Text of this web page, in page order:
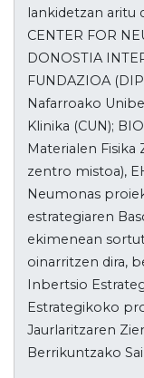
lankidetzan aritu
CENTER FOR
DONOSTIA
FUNDAZIOA
Nafarroako
Klinika (CUN);
Materialen Fisika
zentro mistoa),
Neumonas
estrategiaren
ekimenean
oinarritzen dira,
Inbertsio
Estrategikoko
Jaurlaritzaren
Berrikuntzako